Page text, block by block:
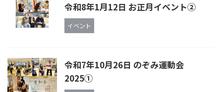
令和8年1月12日 お正月イベント②
イベント
令和7年10月26日 のぞみ運動会
2025①